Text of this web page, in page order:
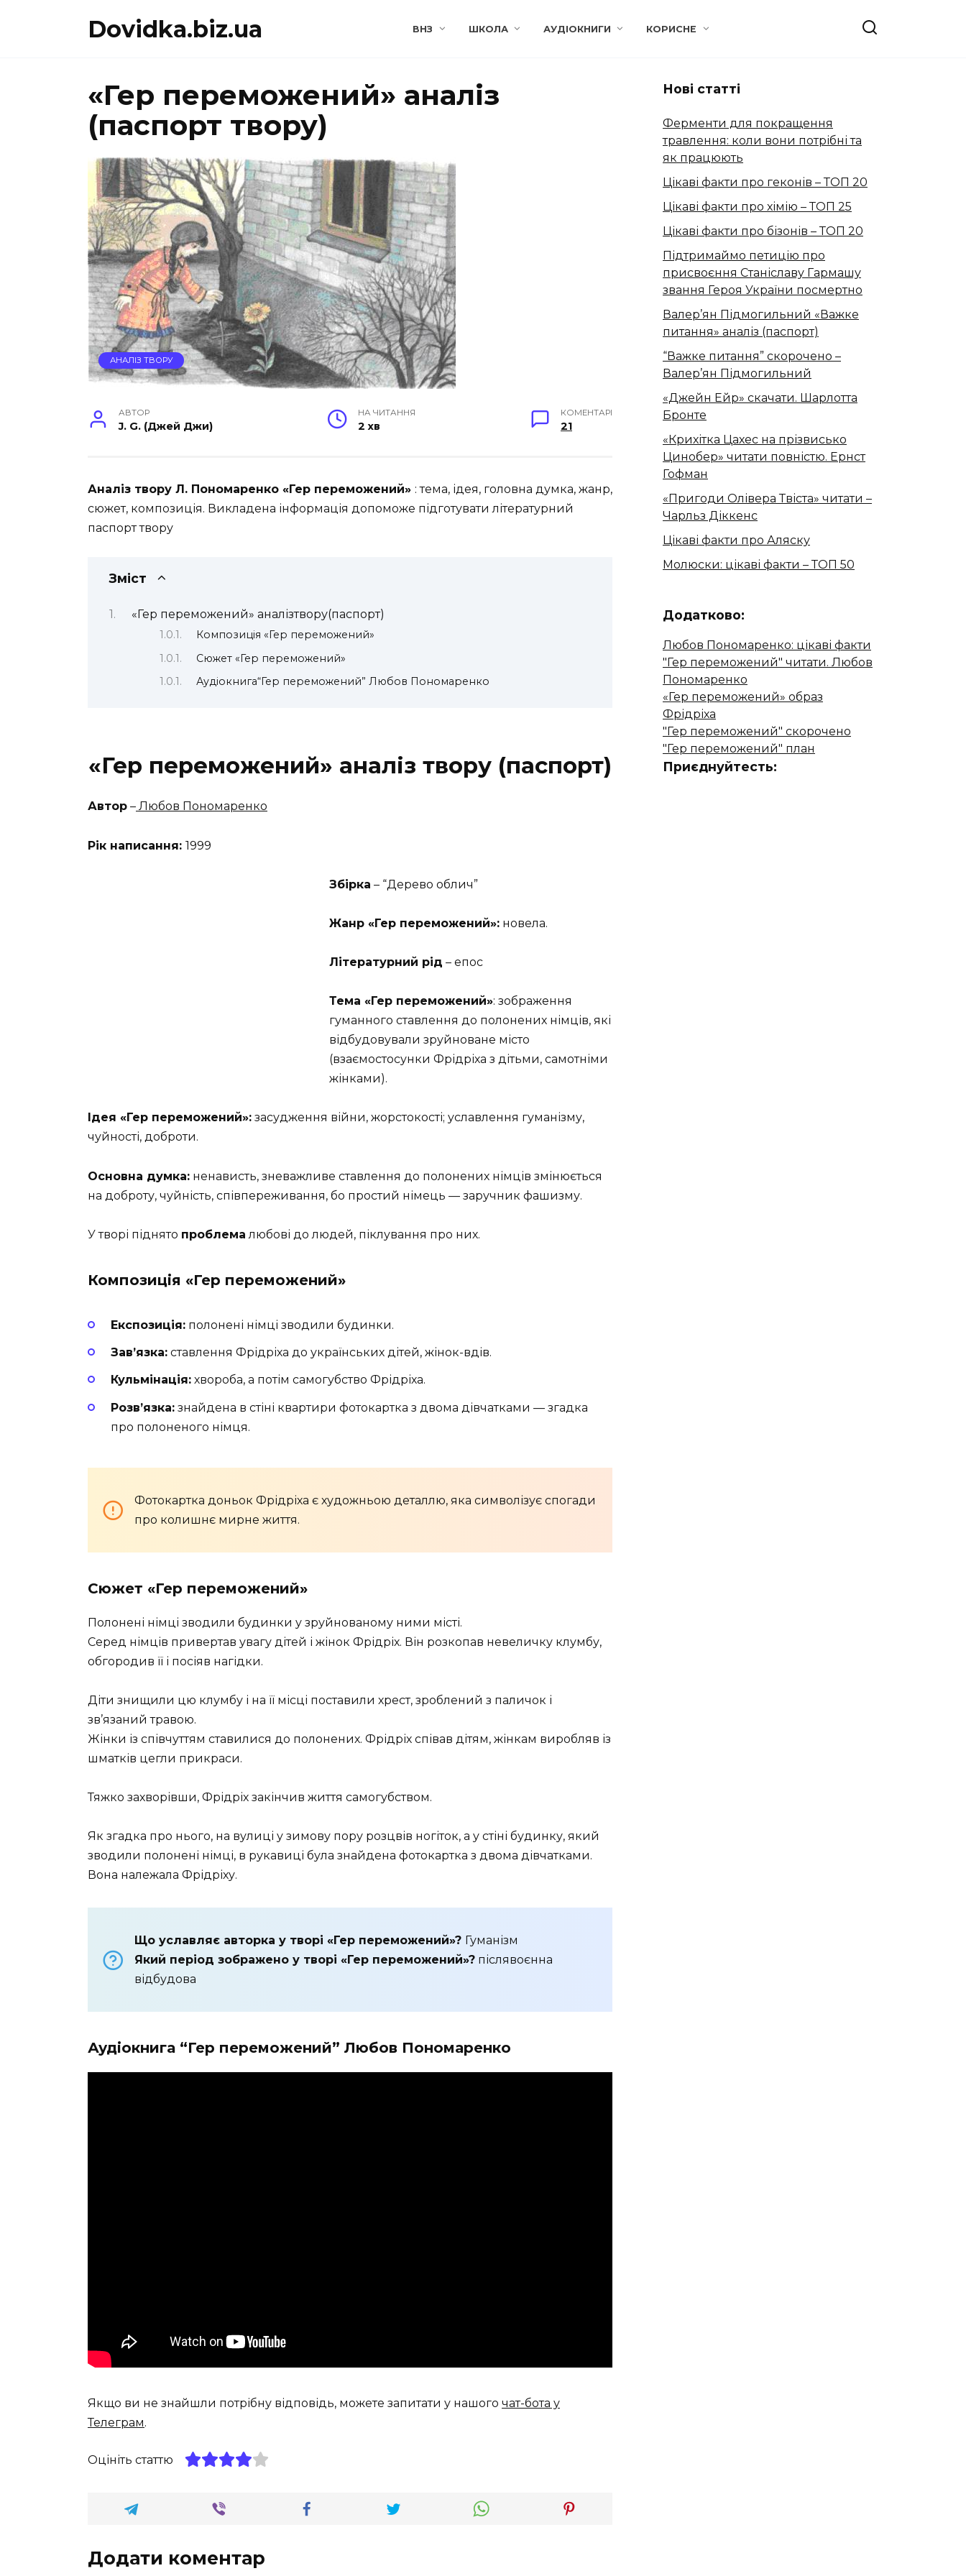
Dovidka.biz.ua ВНЗ ШКОЛА АУДІОКНИГИ КОРИСНЕ
«Гер переможений» аналіз
(паспорт твору)
АНАЛІЗ ТВОРУ
АВТОР
J. G. (Джей Джи)
НА ЧИТАННЯ
2 хв
КОМЕНТАРІ
21
Аналіз твору Л. Пономаренко «Гер переможений» : тема, ідея, головна думка, жанр,
сюжет, композиція. Викладена інформація допоможе підготувати літературний
паспорт твору
Зміст
«Гер переможений» аналізтвору(паспорт)
Композиція «Гер переможений»
Сюжет «Гер переможений»
Аудіокнига“Гер переможений” Любов Пономаренко
«Гер переможений» аналіз твору (паспорт)
Автор – Любов Пономаренко
Рік написання: 1999
Збірка – “Дерево облич”
Жанр «Гер переможений»: новела.
Літературний рід – епос
Тема «Гер переможений»: зображення
гуманного ставлення до полонених німців, які
відбудовували зруйноване місто
(взаємостосунки Фрідріха з дітьми, самотніми
жінками).
Ідея «Гер переможений»: засудження війни, жорстокості; уславлення гуманізму,
чуйності, доброти.
Основна думка: ненависть, зневажливе ставлення до полонених німців змінюється
на доброту, чуйність, співпереживання, бо простий німець — заручник фашизму.
У творі піднято проблема любові до людей, піклування про них.
Композиція «Гер переможений»
Експозиція: полонені німці зводили будинки.
Зав’язка: ставлення Фрідріха до українських дітей, жінок-вдів.
Кульмінація: хвороба, а потім самогубство Фрідріха.
Розв’язка: знайдена в стіні квартири фотокартка з двома дівчатками — згадка
про полоненого німця.
Фотокартка доньок Фрідріха є художньою деталлю, яка символізує спогади
про колишнє мирне життя.
Сюжет «Гер переможений»
Полонені німці зводили будинки у зруйнованому ними місті.
Серед німців привертав увагу дітей і жінок Фрідріх. Він розкопав невеличку клумбу,
обгородив її і посіяв нагідки.
Діти знищили цю клумбу і на її місці поставили хрест, зроблений з паличок і
зв’язаний травою.
Жінки із співчуттям ставилися до полонених. Фрідріх співав дітям, жінкам виробляв із
шматків цегли прикраси.
Тяжко захворівши, Фрідріх закінчив життя самогубством.
Як згадка про нього, на вулиці у зимову пору розцвів ногіток, а у стіні будинку, який
зводили полонені німці, в рукавиці була знайдена фотокартка з двома дівчатками.
Вона належала Фрідріху.
Що уславляє авторка у творі «Гер переможений»? Гуманізм
Який період зображено у творі «Гер переможений»? післявоєнна
відбудова
Аудіокнига “Гер переможений” Любов Пономаренко
Якщо ви не знайшли потрібну відповідь, можете запитати у нашого чат-бота у
Телеграм.
Оцініть статтю
Додати коментар
Нові статті
Ферменти для покращення
травлення: коли вони потрібні та
як працюють
Цікаві факти про геконів – ТОП 20
Цікаві факти про хімію – ТОП 25
Цікаві факти про бізонів – ТОП 20
Підтримаймо петицію про
присвоєння Станіславу Гармашу
звання Героя України посмертно
Валер’ян Підмогильний «Важке
питання» аналіз (паспорт)
“Важке питання” скорочено –
Валер’ян Підмогильний
«Джейн Ейр» скачати. Шарлотта
Бронте
«Крихітка Цахес на прізвисько
Цинобер» читати повністю. Ернст
Гофман
«Пригоди Олівера Твіста» читати –
Чарльз Діккенс
Цікаві факти про Аляску
Молюски: цікаві факти – ТОП 50
Додатково:
Любов Пономаренко: цікаві факти
"Гер переможений" читати. Любов
Пономаренко
«Гер переможений» образ
Фрідріха
"Гер переможений" скорочено
"Гер переможений" план
Приєднуйтесть: